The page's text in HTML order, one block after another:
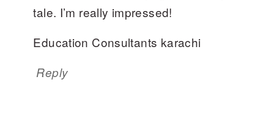
tale. I’m really impressed!
Education Consultants karachi
Reply